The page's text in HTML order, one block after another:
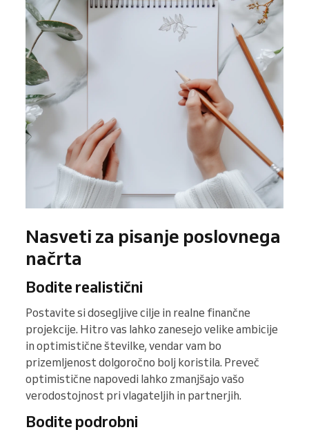
Nasveti za pisanje poslovnega
načrta
Bodite realistični
Postavite si dosegljive cilje in realne finančne
projekcije. Hitro vas lahko zanesejo velike ambicije
in optimistične številke, vendar vam bo
prizemljenost dolgoročno bolj koristila. Preveč
optimistične napovedi lahko zmanjšajo vašo
verodostojnost pri vlagateljih in partnerjih.
Bodite podrobni